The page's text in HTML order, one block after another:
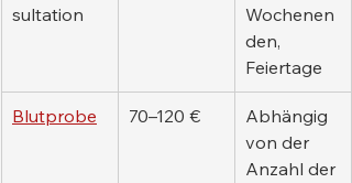
sultation
Wochenen
den,
Feiertage
Blutprobe 70–120 €
Abhängig
von der
Anzahl der